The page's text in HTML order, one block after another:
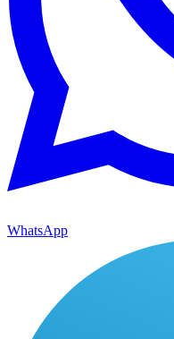
WhatsApp